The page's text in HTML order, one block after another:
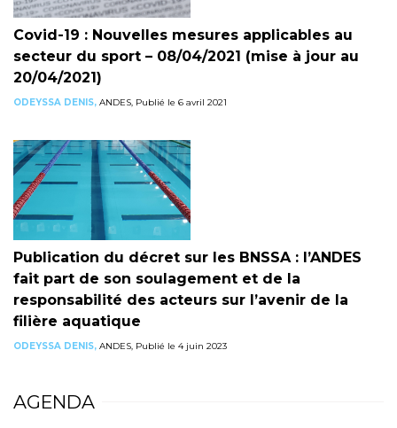
Covid-19 : Nouvelles mesures applicables au
secteur du sport – 08/04/2021 (mise à jour au
20/04/2021)
ODEYSSA DENIS, ANDES, Publié le 6 avril 2021
Publication du décret sur les BNSSA : l’ANDES
fait part de son soulagement et de la
responsabilité des acteurs sur l’avenir de la
filière aquatique
ODEYSSA DENIS, ANDES, Publié le 4 juin 2023
AGENDA